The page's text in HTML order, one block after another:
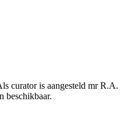
is aangesteld mr
beschikbaar.